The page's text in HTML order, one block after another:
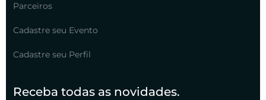
Parceiros
Cadastre seu Evento
Cadastre seu Perfil
Receba todas as novidades.